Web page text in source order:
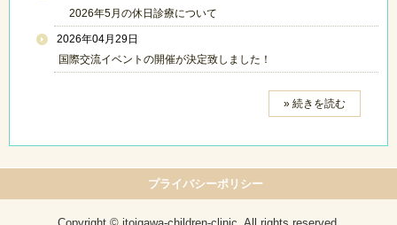
2026年5月の休日診療について
2026年04月29日
国際交流イベントの開催が決定致しました！
» 続きを読む
プライバシーポリシー